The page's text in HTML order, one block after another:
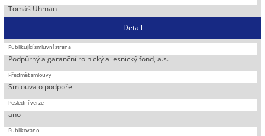
Tomáš Uhman
Detail
Podpůrný a garanční rolnický a lesnický fond, a.s.
Smlouva o podpoře
ano